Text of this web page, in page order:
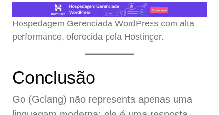
Hospedagem Gerenciada WordPress com alta
performance, oferecida pela Hostinger.
Conclusão
Go (Golang) não representa apenas uma